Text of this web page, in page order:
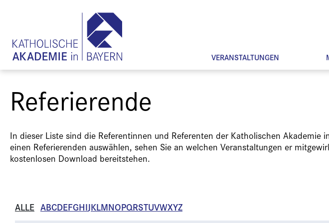
VERANSTALTUNGEN
Referierende
In dieser Liste sind die Referentinnen und Referenten der Katholischen Akademie
einen Referierenden auswählen, sehen Sie an welchen Veranstaltungen er
kostenlosen Download bereitstehen.
ALLE ABCDEFGHIJKLMNOPQRSTUVWXYZ